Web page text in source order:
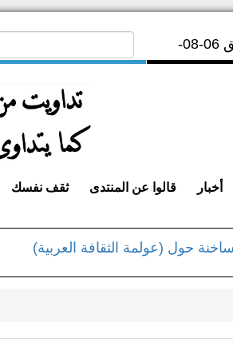
الخميس 22 صفر 1448 - الموافق 06-08-
أخبار قالوا عن المنتدى ثقف نفسك
حول (عولمة الثقافة العربية)
اليمنى الكبير أحمد محمد المجاهد